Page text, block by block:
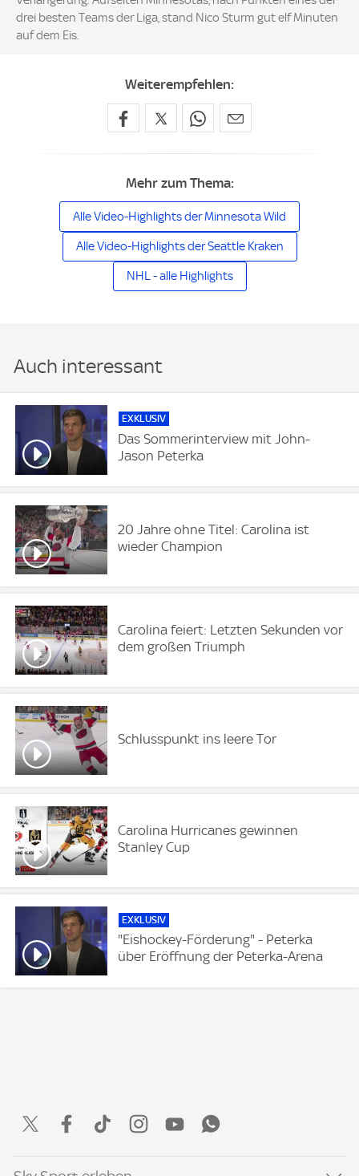
drei besten Teams der Liga, stand Nico Sturm gut elf Minuten
auf dem Eis.
Weiterempfehlen:
Mehr zum Thema:
Alle Video-Highlights der Minnesota Wild
Alle Video-Highlights der Seattle Kraken
NHL - alle Highlights
Auch interessant
EXKLUSIV
Das Sommerinterview mit John-
Jason Peterka
20 Jahre ohne Titel: Carolina ist
wieder Champion
Carolina feiert: Letzten Sekunden vor
dem großen Triumph
Schlusspunkt ins leere Tor
Carolina Hurricanes gewinnen
Stanley Cup
EXKLUSIV
"Eishockey-Förderung" - Peterka
über Eröffnung der Peterka-Arena